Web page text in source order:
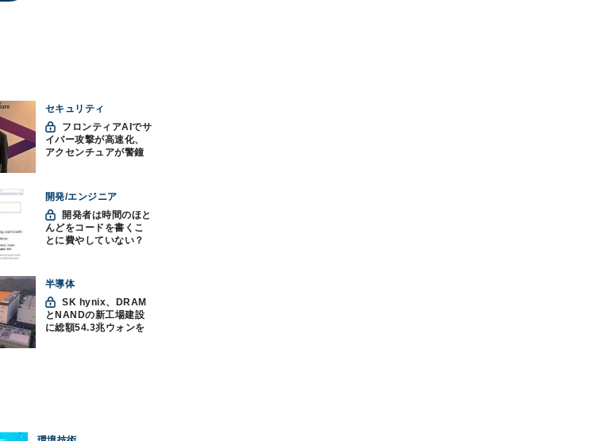
セキュリティ
イバー攻撃が高速化、
アクセンチュアが警鐘
開発/エンジニア
んどをコードを書くこ
とに費やしていない？
つの神話への賛否
半導体
SK hynix、DRAM
とNANDの新工場建設
に総額54.3兆ウォンを